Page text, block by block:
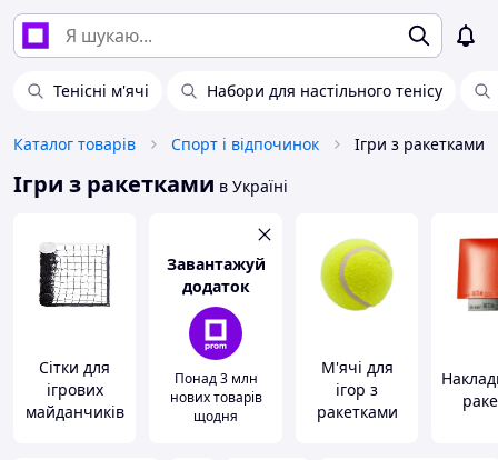
Тенісні м'ячі Набори для настільного тенісу
Каталог товарів Спорт і відпочинок Ігри з ракетками
Ігри з ракетками в Україні
Сітки для
ігрових
майданчиків
Завантажуй
додаток
Понад 3 млн
нових товарів
щодня
М'ячі для
ігор з
ракетками